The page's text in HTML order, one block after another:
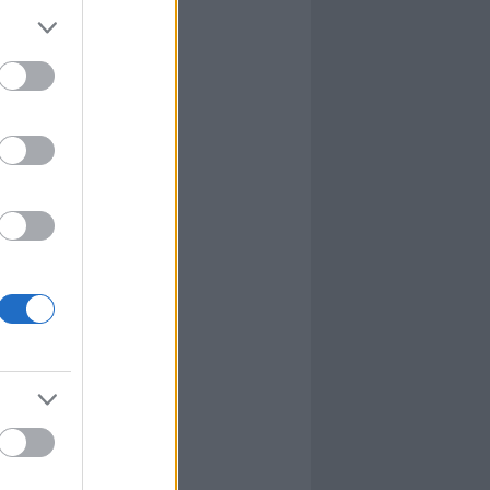
kis falunk
Mix
közt
TV
Takács Gábor
sorozat